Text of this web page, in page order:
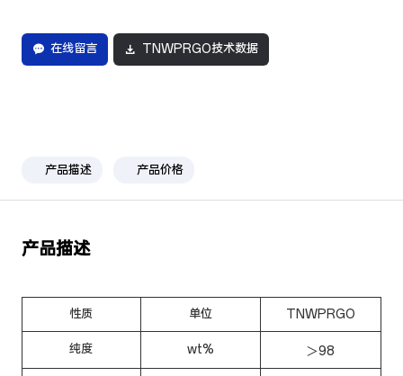
在线留言 TNWPRGO技术数据
产品描述 产品价格
产品描述
性质 单位 TNWPRGO
纯度 wt% ＞98